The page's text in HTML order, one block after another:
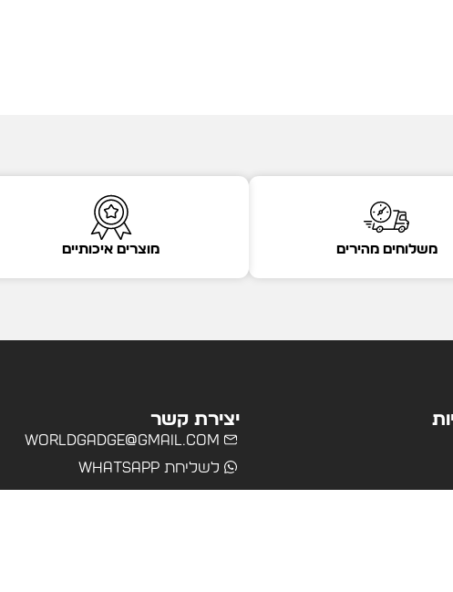
משלוחים מהירים מוצרים איכותיים
יצירת קשר
worldgadge@gmail.com
לשליחת WhatsApp